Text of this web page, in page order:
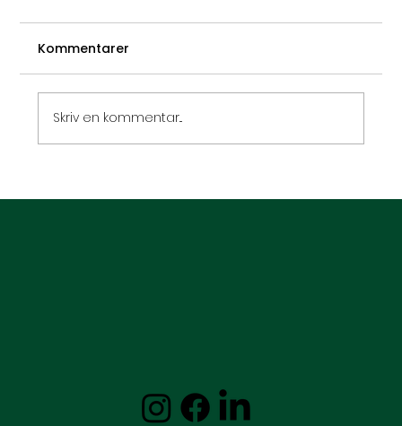
Kommentarer
Skriv en kommentar...